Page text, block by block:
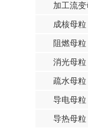
加工流
成核母粒
阻燃母粒
消光母粒
疏水母粒
导电母粒
导热母粒